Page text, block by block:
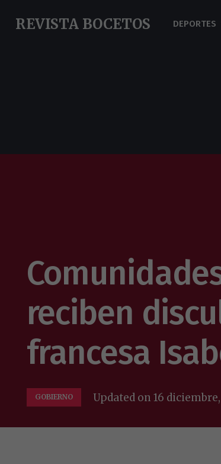
REVISTA BOCETOS DEPORTES
reciben
francesa
GOBIERNO Updated on16